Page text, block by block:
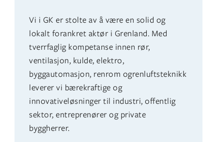
Vi i GK er stolte av å være en solid og
lokalt forankret aktør i Grenland. Med
tverrfaglig kompetanse innen rør,
ventilasjon, kulde, elektro,
byggautomasjon, renrom ogrenluftsteknikk
leverer vi bærekraftige og
innovativeløsninger til industri, offentlig
sektor, entreprenører og private
byggherrer.